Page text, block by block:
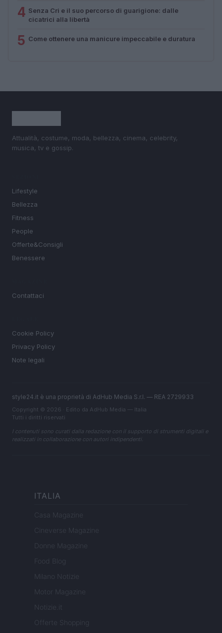
4 Senza Cri e il suo percorso di guarigione: dalle
cicatrici alla libertà
5 Come ottenere una manicure impeccabile e duratura
Attualità, costume, moda, bellezza, cinema, celebrity,
musica, tv e gossip.
Lifestyle
Bellezza
Fitness
People
Offerte&Consigli
Benessere
Contattaci
Cookie Policy
Privacy Policy
Note legali
style24.it è una proprietà di AdHub Media S.r.l. — REA 2729933
Copyright © 2026 · Edito da AdHub Media — Italia
Tutti i diritti riservati
I contenuti sono curati dalla redazione con il supporto di strumenti digitali e
realizzati in collaborazione con autori indipendenti.
ITALIA
Casa Magazine
Cineverse Magazine
Donne Magazine
Food Blog
Milano Notizie
Motor Magazine
Notizie.it
Offerte Shopping